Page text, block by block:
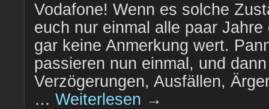
Vodafone! Wenn es solche
euch nur einmal alle paar
gar keine Anmerkung wert.
passieren nun einmal, und
Verzögerungen, Ausfällen,
… Weiterlesen →